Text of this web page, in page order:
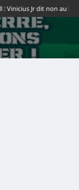
dit non au Real